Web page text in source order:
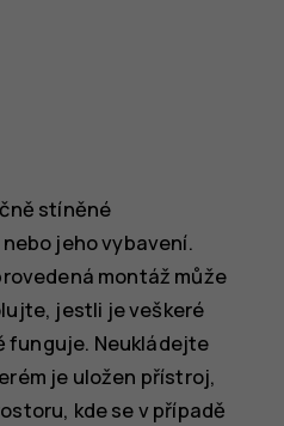
stíněné
jeho vybavení.
montáž může
jestli je veškeré
funguje. Neukládejte
je uložen přístroj,
kde se v případě